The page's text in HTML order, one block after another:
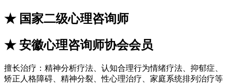
★国家二级心理咨询师
★安徽心理咨询师协会会员
擅长治疗： 精神分析疗法、认知合理行为情绪疗法、抑郁症、
矫正人格障碍、精神分裂、性心理治疗、家庭系统排列治疗等